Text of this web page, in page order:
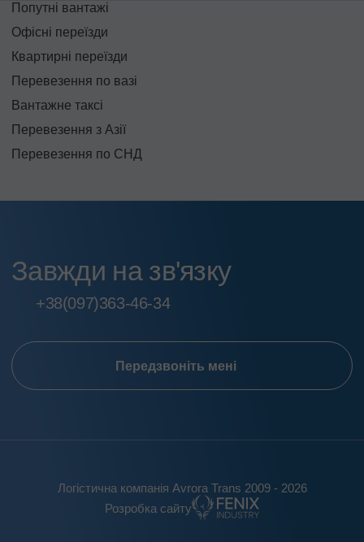
Попутні вантажі
Офісні переїзди
Квартирні переїзди
Перевезення по вазі
Вантажне таксі
Перевезення з Азії
Перевезення по СНД
Завжди на зв'язку
+38(097)363-46-34
Передзвоніть мені
Логістична компанія Avrora Trans 2009 - 2026
Розробка сайту